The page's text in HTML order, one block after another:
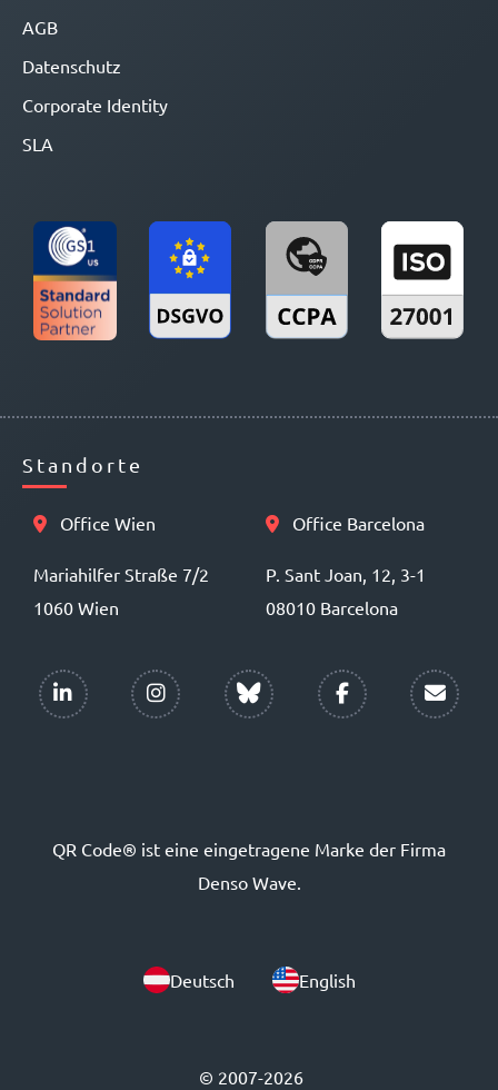
AGB
Datenschutz
Corporate Identity
SLA
Standorte
Office Wien
Mariahilfer Straße 7/2
1060 Wien
Office Barcelona
P. Sant Joan, 12, 3-1
08010 Barcelona
QR Code® ist eine eingetragene Marke der Firma
Denso Wave.
Deutsch English
© 2007-2026